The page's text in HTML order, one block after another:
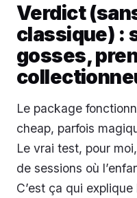
Verdict
classique) :
gosses,
Le package
cheap, parfois
Le vrai test, pour
de sessions où
C’est ça qui explique